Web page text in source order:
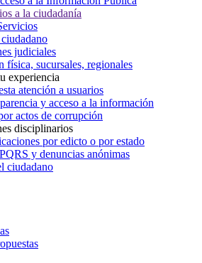
a la ciudadanía
judiciales
física, sucursales, regionales
experiencia
atención a usuarios
y acceso a la información
actos de corrupción
disciplinarios
por edicto o por estado
y denuncias anónimas
ciudadano